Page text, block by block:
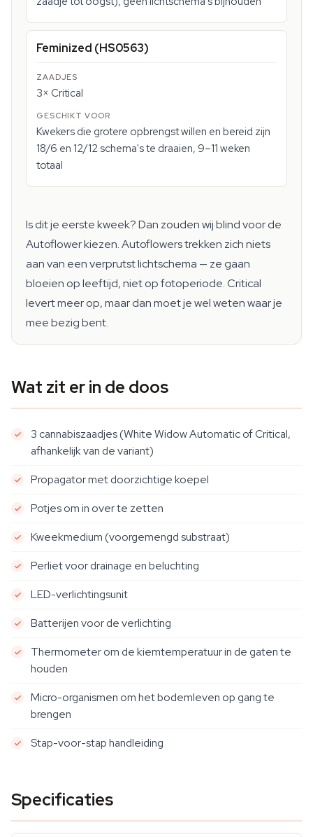
Feminized (HS0563)
3× Critical
Kwekers die grotere opbrengst willen en bereid zijn
18/6 en 12/12 schema's te draaien, 9–11 weken
totaal
Is dit je eerste kweek? Dan zouden wij blind voor de
Autoflower kiezen. Autoflowers trekken zich niets
aan van een verprutst lichtschema — ze gaan
bloeien op leeftijd, niet op fotoperiode. Critical
levert meer op, maar dan moet je wel weten waar je
mee bezig bent.
Wat zit er in de doos
3 cannabiszaadjes (White Widow Automatic of Critical,
afhankelijk van de variant)
Propagator met doorzichtige koepel
Potjes om in over te zetten
Kweekmedium (voorgemengd substraat)
Perliet voor drainage en beluchting
LED-verlichtingsunit
Batterijen voor de verlichting
Thermometer om de kiemtemperatuur in de gaten te
houden
Micro-organismen om het bodemleven op gang te
brengen
Stap-voor-stap handleiding
Specificaties